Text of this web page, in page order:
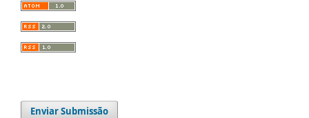
Enviar Submissão